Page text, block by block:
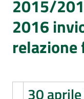
Per i media
Per i cittadini
2015/
2016
relazione
30